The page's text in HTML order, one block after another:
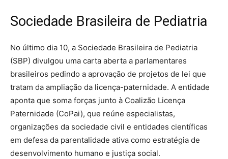
Sociedade Brasileira de Pediatria
No último dia 10, a Sociedade Brasileira de Pediatria
(SBP) divulgou uma carta aberta a parlamentares
brasileiros pedindo a aprovação de projetos de lei que
tratam da ampliação da licença-paternidade. A entidade
aponta que soma forças junto à Coalizão Licença
Paternidade (CoPai), que reúne especialistas,
organizações da sociedade civil e entidades científicas
em defesa da parentalidade ativa como estratégia de
desenvolvimento humano e justiça social.